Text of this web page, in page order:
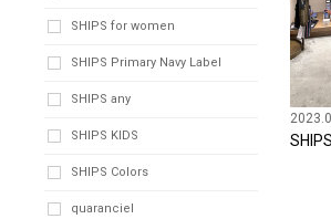
SHIPS for women
SHIPS Primary Navy Label
SHIPS any
SHIPS KIDS
SHIPS Colors
quaranciel